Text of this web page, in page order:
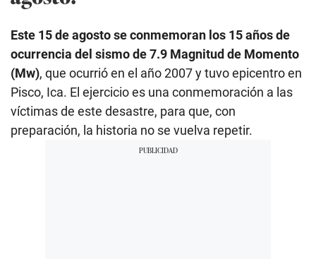
Este 15 de agosto se conmemoran los 15 años de
ocurrencia del sismo de 7.9 Magnitud de Momento
(Mw), que ocurrió en el año 2007 y tuvo epicentro en
Pisco, Ica. El ejercicio es una conmemoración a las
víctimas de este desastre, para que, con
preparación, la historia no se vuelva repetir.